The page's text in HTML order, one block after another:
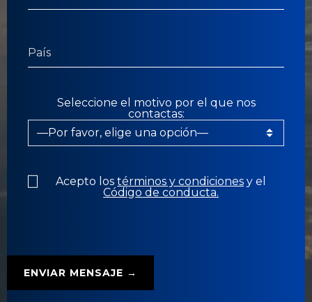
Seleccione el motivo por el que nos
contactas:
Acepto lostérminos y condiciones y el
Código de conducta.